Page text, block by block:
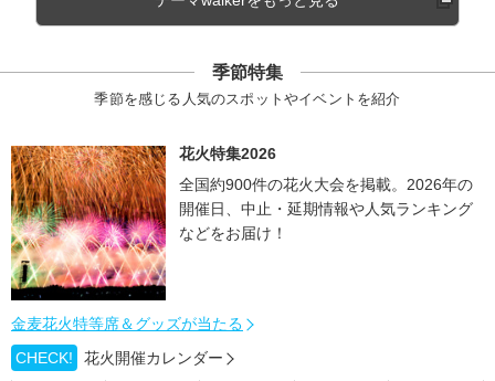
季節特集
季節を感じる人気のスポットやイベントを紹介
花火特集2026
全国約900件の花火大会を掲載。2026年の
開催日、中止・延期情報や人気ランキング
などをお届け！
金麦花火特等席＆グッズが当たる
CHECK!
花火開催カレンダー